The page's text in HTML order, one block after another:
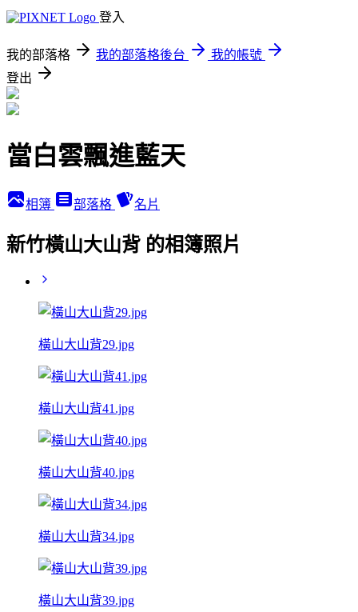
登入
我的部落格 我的部落格後台
我的帳號
登出
當白雲飄進藍天
相簿 部落格 名片
新竹橫山大山背 的相簿照片
橫山大山背29.jpg
橫山大山背41.jpg
橫山大山背40.jpg
橫山大山背34.jpg
橫山大山背39.jpg